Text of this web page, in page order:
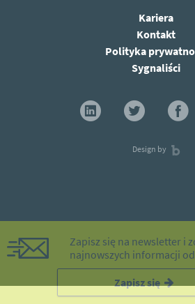
Zapisz się na newsletter i
najnowszych informacji
Zapisz się
Kariera
Kontakt
Polityka
Sygnaliści
Design by